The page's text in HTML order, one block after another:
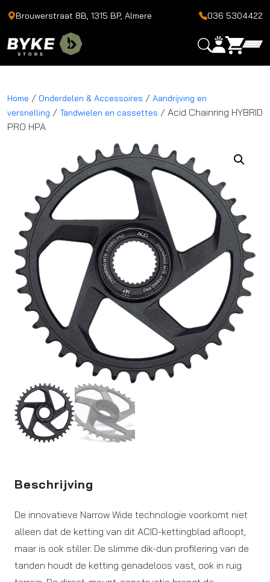
Brouwerstraat 8B, 1315 BP, Almere 036 5304422
Home / Onderdelen & Accessoires / Aandrijving en
versnelling / Tandwielen en cassettes / Acid Chainring HYBRID
PRO HPA
Beschrijving
De innovatieve Narrow Wide technologie voorkomt niet
alleen dat de ketting van dit ACID-kettingblad afloopt,
maar is ook stiller. De slimme dik-dun profilering van de
tanden houdt de ketting genadeloos vast, ook in ruig